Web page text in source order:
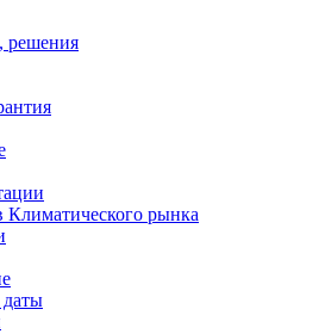
решения
Климатического рынка